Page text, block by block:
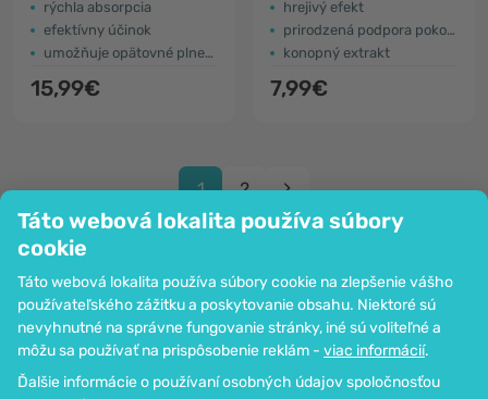
Táto webová lokalita používa súbory
cookie
Táto webová lokalita používa súbory cookie na zlepšenie vášho
používateľského zážitku a poskytovanie obsahu. Niektoré sú
nevyhnutné na správne fungovanie stránky, iné sú voliteľné a
môžu sa používať na prispôsobenie reklám - viac informácií.
Ďalšie informácie o používaní osobných údajov spoločnosťou
rýchla absorpcia
efektívny účinok
umožňuje opätovné plnenie
15,99€
hrejivý efekt
prirodzená podpora pokožky
konopný extrakt
7,99€
1 2
Spoločnosť
Informácie
Pripoj sa k nám